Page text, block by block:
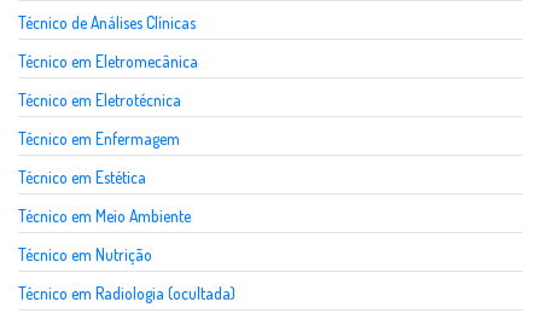
Técnico de Análises Clínicas
Técnico em Eletromecânica
Técnico em Eletrotécnica
Técnico em Enfermagem
Técnico em Estética
Técnico em Meio Ambiente
Técnico em Nutrição
Técnico em Radiologia (ocultada)